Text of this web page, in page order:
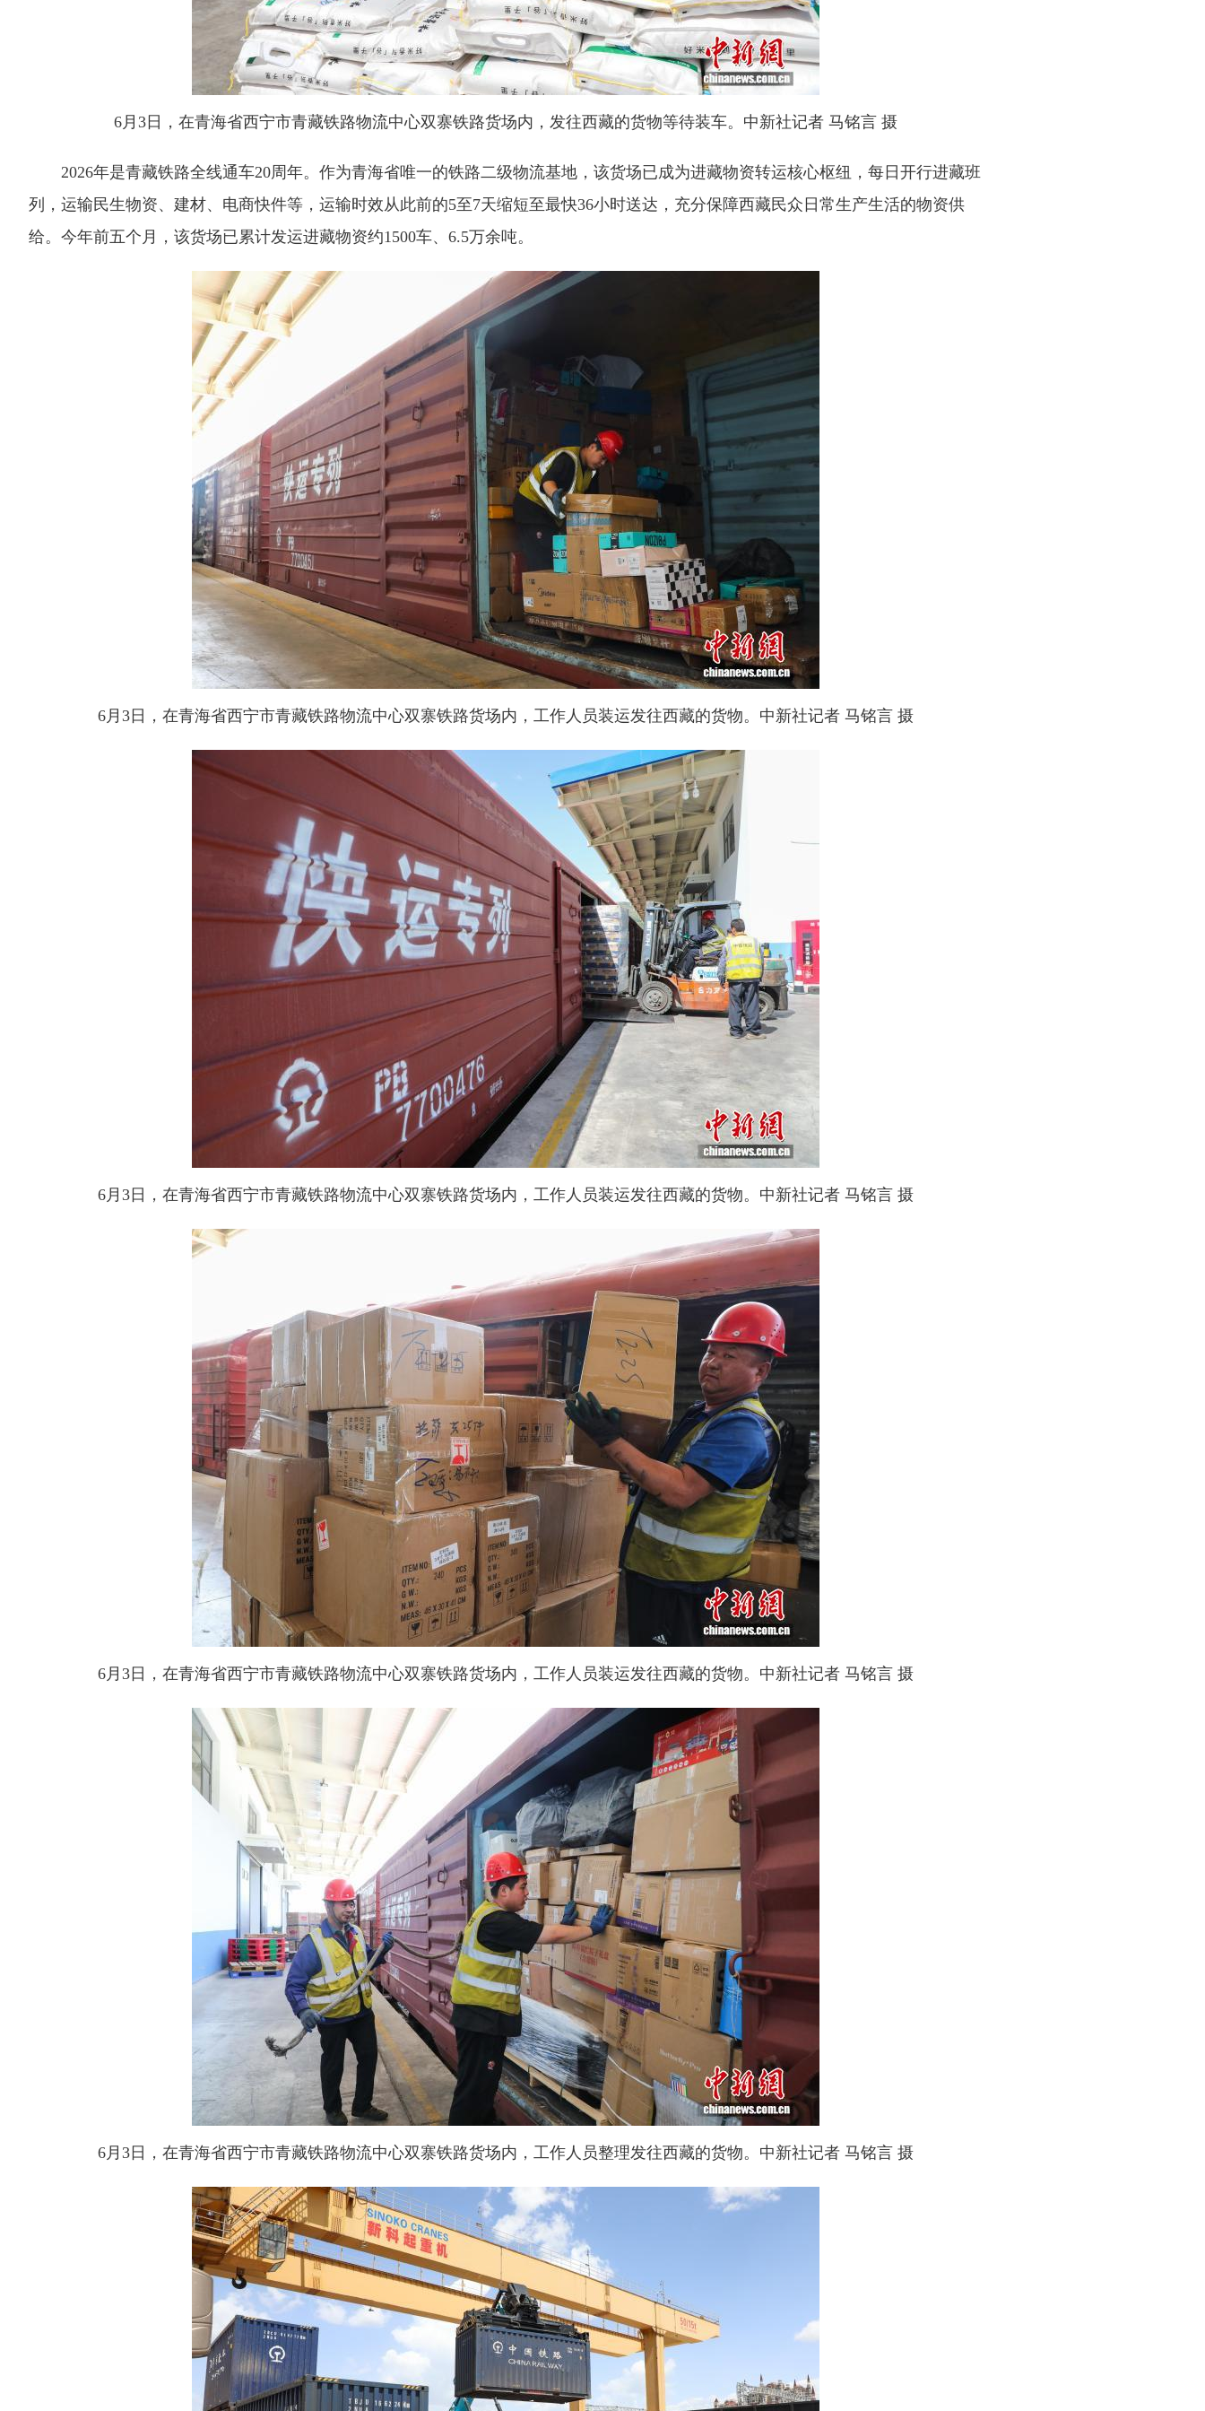
6月3日，在青海省西宁市青藏铁路物流中心双寨铁路货场内，发往西藏的货物等待装车。中新社记者 马铭言 摄
2026年是青藏铁路全线通车20周年。作为青海省唯一的铁路二级物流基地，该货场已成为进藏物资转运核心枢纽，每日开行进藏班
列，运输民生物资、建材、电商快件等，运输时效从此前的5至7天缩短至最快36小时送达，充分保障西藏民众日常生产生活的物资供
给。今年前五个月，该货场已累计发运进藏物资约1500车、6.5万余吨。
6月3日，在青海省西宁市青藏铁路物流中心双寨铁路货场内，工作人员装运发往西藏的货物。中新社记者 马铭言 摄
6月3日，在青海省西宁市青藏铁路物流中心双寨铁路货场内，工作人员装运发往西藏的货物。中新社记者 马铭言 摄
6月3日，在青海省西宁市青藏铁路物流中心双寨铁路货场内，工作人员装运发往西藏的货物。中新社记者 马铭言 摄
6月3日，在青海省西宁市青藏铁路物流中心双寨铁路货场内，工作人员整理发往西藏的货物。中新社记者 马铭言 摄